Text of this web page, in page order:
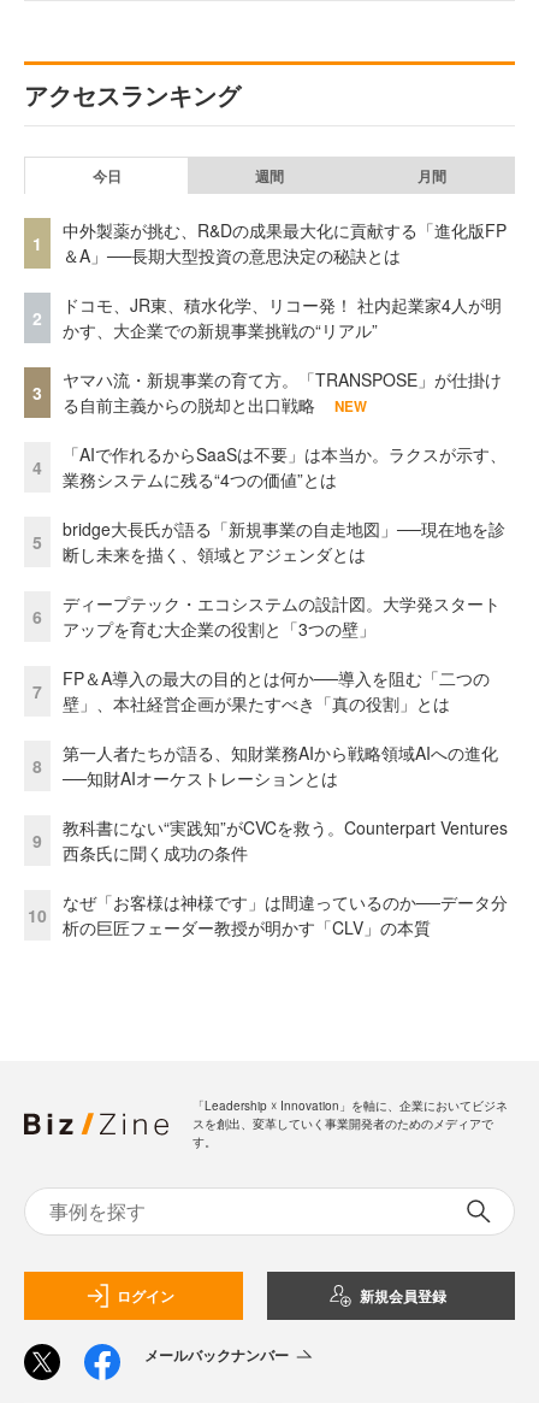
アクセスランキング
今日 週間 月間
1
中外製薬が挑む、R&Dの成果最大化に貢献する「進化版FP
＆A」──長期大型投資の意思決定の秘訣とは
2
ドコモ、JR東、積水化学、リコー発！ 社内起業家4人が明
かす、大企業での新規事業挑戦の“リアル”
3
ヤマハ流・新規事業の育て方。「TRANSPOSE」が仕掛け
る自前主義からの脱却と出口戦略
NEW
4
「AIで作れるからSaaSは不要」は本当か。ラクスが示す、
業務システムに残る“4つの価値”とは
5
bridge大長氏が語る「新規事業の自走地図」──現在地を診
断し未来を描く、領域とアジェンダとは
6
ディープテック・エコシステムの設計図。大学発スタート
アップを育む大企業の役割と「3つの壁」
7
FP＆A導入の最大の目的とは何か──導入を阻む「二つの
壁」、本社経営企画が果たすべき「真の役割」とは
8
第一人者たちが語る、知財業務AIから戦略領域AIへの進化
──知財AIオーケストレーションとは
9
教科書にない“実践知”がCVCを救う。Counterpart Ventures
西条氏に聞く成功の条件
10
なぜ「お客様は神様です」は間違っているのか──データ分
析の巨匠フェーダー教授が明かす「CLV」の本質
「Leadership ☓ Innovation」を軸に、企業においてビジネ
スを創出、変革していく事業開発者のためのメディアで
す。
ログイン 新規会員登録
メールバックナンバー